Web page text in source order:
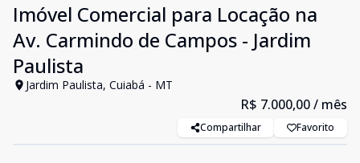
Imóvel Comercial para Locação na
Av. Carmindo de Campos - Jardim
Paulista
Jardim Paulista, Cuiabá - MT
R$ 7.000,00/ mês
Compartilhar Favorito